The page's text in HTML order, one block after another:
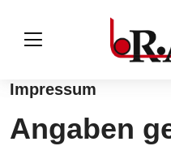
Impressum
Angaben